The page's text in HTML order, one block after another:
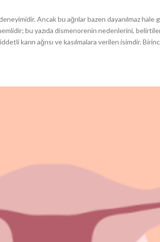
Ancak bu ağrılar bazen dayanılmaz
önemlidir; bu yazıda dismenorenin nedenlerini,
karın ağrısı ve kasılmalara verilen isimdir.